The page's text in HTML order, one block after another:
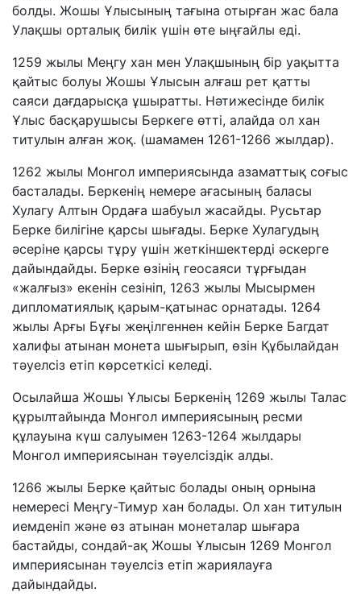
болды. Жошы Ұлысының тағына отырған жас бала
Улақшы орталық билік үшін өте ыңғайлы еді.
1259 жылы Меңгу хан мен Улақшының бір уақытта
қайтыс болуы Жошы Ұлысын алғаш рет қатты
саяси дағдарысқа ұшыратты. Нәтижесінде билік
Ұлыс басқарушысы Беркеге өтті, алайда ол хан
титулын алған жоқ. (шамамен 1261-1266 жылдар).
1262 жылы Монгол империясында азаматтық соғыс
басталады. Беркенің немере ағасының баласы
Хулагу Алтын Ордаға шабуыл жасайды. Русьтар
Берке билігіне қарсы шығады. Берке Хулагудың
әсеріне қарсы тұру үшін жеткіншектерді әскерге
дайындайды. Берке өзінің геосаяси тұрғыдан
«жалғыз» екенін сезініп, 1263 жылы Мысырмен
дипломатиялық қарым-қатынас орнатады. 1264
жылы Арғы Бұғы жеңілгеннен кейін Берке Багдат
халифы атынан монета шығырып, өзін Құбылайдан
тәуелсіз етіп көрсеткісі келеді.
Осылайша Жошы Ұлысы Беркенің 1269 жылы Талас
құрылтайында Монгол империясының ресми
құлауына күш салуымен 1263-1264 жылдары
Монгол империясынан тәуелсіздік алды.
1266 жылы Берке қайтыс болады оның орнына
немересі Меңгу-Тимур хан болады. Ол хан титулын
иемденіп және өз атынан монеталар шығара
бастайды, сондай-ақ Жошы Ұлысын 1269 Монгол
империясынан тәуелсіз етіп жариялауға
дайындайды.